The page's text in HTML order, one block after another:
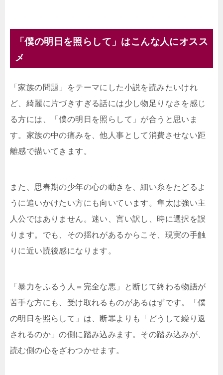
「僕の明日を照らして」はこんな人にオスス
メ
「家族の問題」をテーマにした小説を読みたいけれ
ど、綺麗に片づきすぎる話には少し物足りなさを感じ
る方には、「僕の明日を照らして」が合うと思いま
す。家族の中の痛みを、他人事として消費させない距
離感で描いてきます。
また、思春期の少年の心の動きを、細い糸をたどるよ
うに追いかけたい方にも向いています。隼太は強い主
人公ではありません。迷い、言い訳し、時に選択を誤
ります。でも、その揺れがあるからこそ、現実の手触
りに近い読後感になります。
「暴力をふるう人＝完全な悪」と断じて終わる物語が
苦手な方にも、受け取れるものがあるはずです。「僕
の明日を照らして」は、断罪よりも「どうして繰り返
されるのか」の側に踏み込みます。その踏み込みが、
読む側の心をざわつかせます。